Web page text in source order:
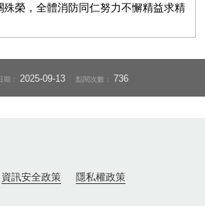
殊榮，全體消防同仁努力不懈精益求精
期：2025-09-13 點閱次數： 736
資訊安全政策 隱私權政策